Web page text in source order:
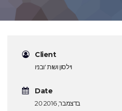
Client
וילסון ושות 'ובניו
Date
20 בדצמבר, 2016